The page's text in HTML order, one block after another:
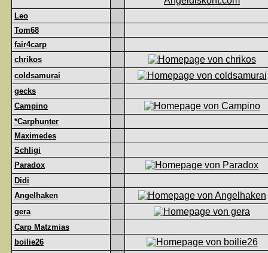
Leo
Tom68
fair4carp
chrikos
coldsamurai
gecks
Campino
*Carphunter
Maximedes
Schligi
Paradox
Didi
Angelhaken
gera
Carp Matzmias
boilie26